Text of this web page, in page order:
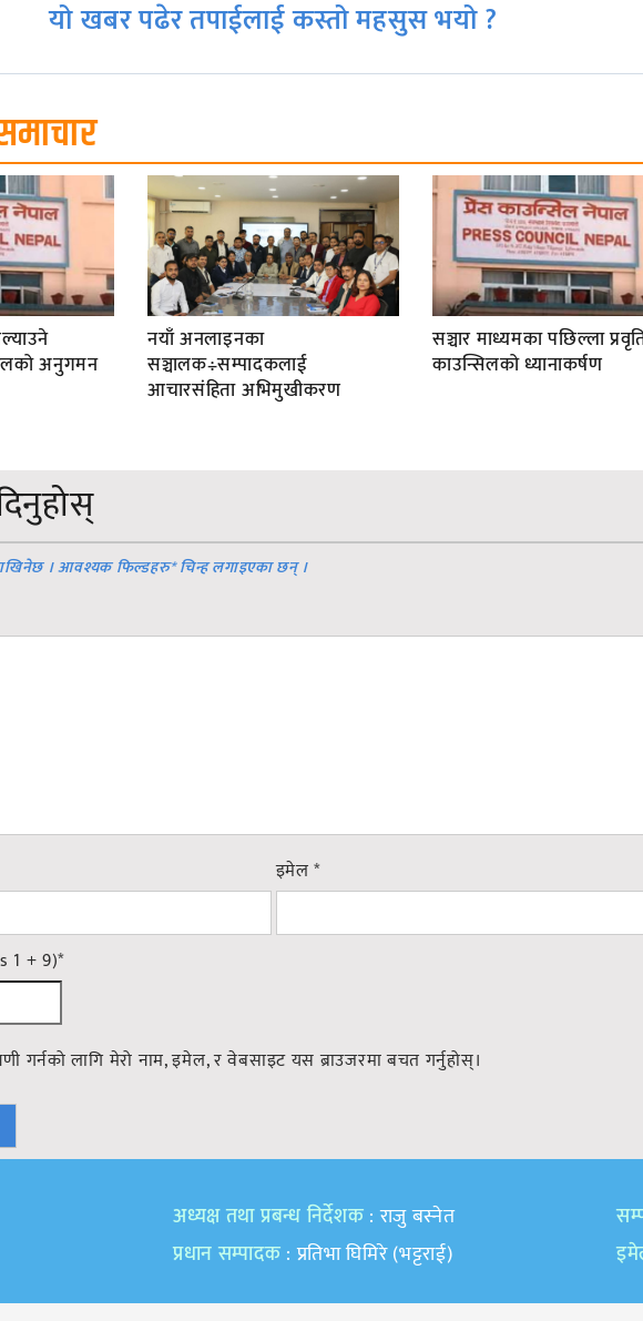
यो खबर पढेर तपाईलाई कस्तो महसुस भयो ?
अनुगमन
नयाँ अनलाइनका
सञ्चालक÷सम्पादकलाई
आचारसंहिता अभिमुखीकरण
सञ्चार माध्यमका पछिल्ला
काउन्सिलको ध्यानाकर्षण
। आवश्यक फिल्डहरु*चिन्ह लगाइएका छन् ।
इमेल*
1 + 9)*
गर्नको लागि मेरो नाम, इमेल, र वेबसाइट यस ब्राउजरमा बचत गर्नुहोस्।
अध्यक्ष तथा प्रबन्ध निर्देशक : राजु बस्नेत
प्रधान सम्पादक : प्रतिभा घिमिरे (भट्टराई)